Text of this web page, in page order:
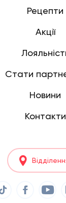
Рецепти
Акції
Стати
Новини
Контакти